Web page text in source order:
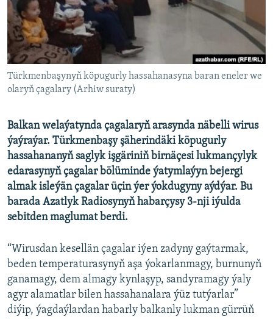
Türkmenbaşynyň köpugurly hassahanasyna baran eneler we
olaryň çagalary (Arhiw suraty)
Balkan welaýatynda çagalaryň arasynda näbelli wirus
ýaýraýar. Türkmenbaşy şäherindäki köpugurly
hassahananyň saglyk işgäriniň birnäçesi lukmançylyk
edarasynyň çagalar bölüminde ýatymlaýyn bejergi
almak isleýän çagalar üçin ýer ýokdugyny aýdýar. Bu
barada Azatlyk Radiosynyň habarçysy 3-nji iýulda
sebitden maglumat berdi.
“Wirusdan kesellän çagalar iýen zadyny gaýtarmak,
beden temperaturasynyň aşa ýokarlanmagy, burnunyň
ganamagy, dem almagy kynlaşyp, sandyramagy ýaly
agyr alamatlar bilen hassahanalara ýüz tutýarlar”
diýip, ýagdaýlardan habarly balkanly lukman gürrüň